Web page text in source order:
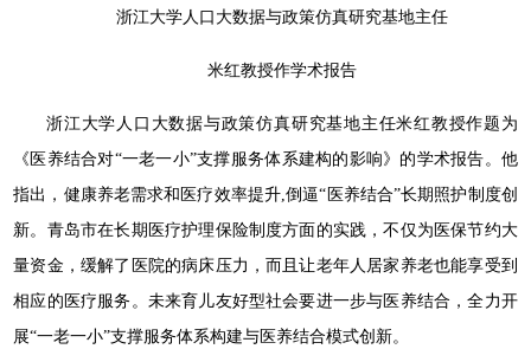
浙江大学人口大数据与政策仿真研究基地主任
米红教授作学术报告
浙江大学人口大数据与政策仿真研究基地主任米红教授作题为
《医养结合对“一老一小”支撑服务体系建构的影响》的学术报告。他
指出，健康养老需求和医疗效率提升,倒逼“医养结合”长期照护制度创
新。青岛市在长期医疗护理保险制度方面的实践，不仅为医保节约大
量资金，缓解了医院的病床压力，而且让老年人居家养老也能享受到
相应的医疗服务。未来育儿友好型社会要进一步与医养结合，全力开
展“一老一小”支撑服务体系构建与医养结合模式创新。